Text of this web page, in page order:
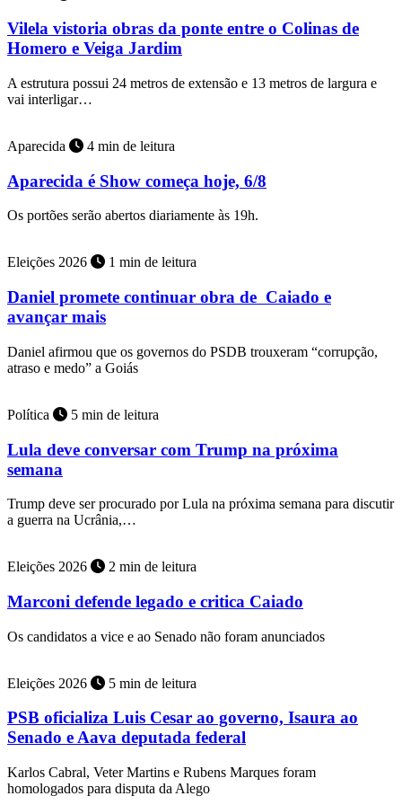
Vilela vistoria obras da ponte entre o Colinas de
Homero e Veiga Jardim
A estrutura possui 24 metros de extensão e 13 metros de largura e
vai interligar…
Aparecida 4 min de leitura
Aparecida é Show começa hoje, 6/8
Os portões serão abertos diariamente às 19h.
Eleições 2026 1 min de leitura
Daniel promete continuar obra de Caiado e
avançar mais
Daniel afirmou que os governos do PSDB trouxeram “corrupção,
atraso e medo” a Goiás
Política 5 min de leitura
Lula deve conversar com Trump na próxima
semana
Trump deve ser procurado por Lula na próxima semana para discutir
a guerra na Ucrânia,…
Eleições 2026 2 min de leitura
Marconi defende legado e critica Caiado
Os candidatos a vice e ao Senado não foram anunciados
Eleições 2026 5 min de leitura
PSB oficializa Luis Cesar ao governo, Isaura ao
Senado e Aava deputada federal
Karlos Cabral, Veter Martins e Rubens Marques foram
homologados para disputa da Alego